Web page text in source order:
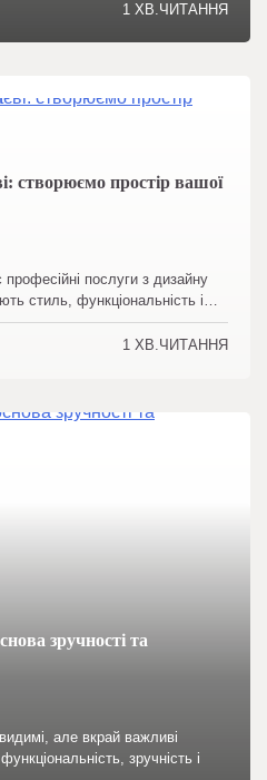
1 ХВ.ЧИТАННЯ
створюємо простір вашої
послуги з дизайну
стиль, функціональність і…
1 ХВ.ЧИТАННЯ
зручності та
але вкрай важливі
зручність і